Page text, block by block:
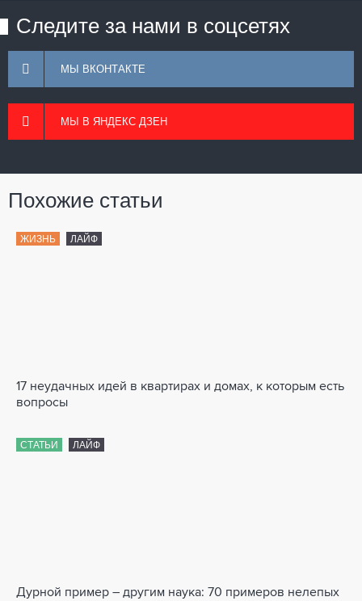
Следите за нами в соцсетях
МЫ ВКОНТАКТЕ
МЫ В ЯНДЕКС ДЗЕН
Похожие статьи
ЖИЗНЬ ЛАЙФ
17 неудачных идей в квартирах и домах, к которым есть
вопросы
СТАТЬИ ЛАЙФ
Дурной пример – другим наука: 70 примеров нелепых